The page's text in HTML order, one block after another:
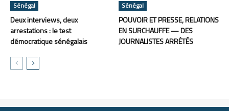
Sénégal
Deux interviews, deux
arrestations : le test
démocratique sénégalais
Sénégal
POUVOIR ET PRESSE, RELATIONS
EN SURCHAUFFE — DES
JOURNALISTES ARRÊTÉS